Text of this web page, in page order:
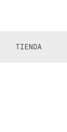
TIENDA